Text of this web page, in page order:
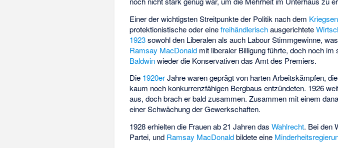
Einer der wichtigsten Streitpunkte der Politik nach dem
protektionistische oder einefreihändlerischausgerichtete
1923sowohl den Liberalen als auch Labour Stimmgewinne,
Ramsay MacDonald mit liberaler Billigung führte, doch noch
Baldwinwieder die Konservativen das Amt des Premiers.
Die 1920erJahre waren geprägt von harten Arbeitskämpfen,
kaum noch konkurrenzfähigen Bergbaus entzündeten. 1926
aus, doch brach er bald zusammen. Zusammen mit einem
einer Schwächung der Gewerkschaften.
1928 erhielten die Frauen ab 21 Jahren dasWahlrecht. Bei den
Partei, und Ramsay MacDonaldbildete eine